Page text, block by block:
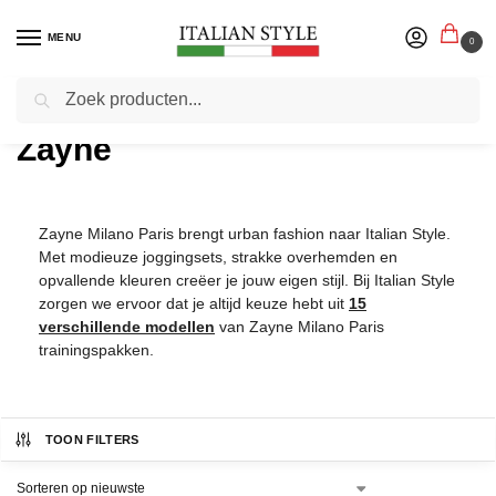
MENU 0
Home Productmerken / Zayne
Zayne
Zayne Milano Paris brengt urban fashion naar Italian Style.
Met modieuze joggingsets, strakke overhemden en
opvallende kleuren creëer je jouw eigen stijl. Bij Italian Style
zorgen we ervoor dat je altijd keuze hebt uit 15
verschillende modellen van Zayne Milano Paris
trainingspakken.
TOON FILTERS